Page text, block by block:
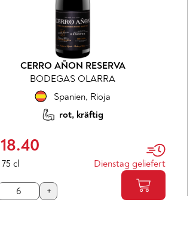
CERRO AÑON RESERVA
BODEGAS OLARRA
Spanien, Rioja
rot, kräftig
18.40
75 cl Dienstag geliefert
+